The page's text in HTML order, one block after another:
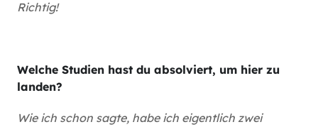
Richtig!
Welche Studien hast du absolviert, um hier zu
landen?
Wie ich schon sagte, habe ich eigentlich zwei